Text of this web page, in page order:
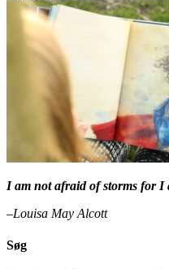
I am not afraid of storms for I
–Louisa May Alcott
Søg